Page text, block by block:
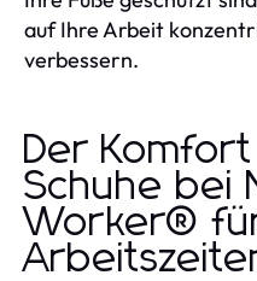
auf Ihre Arbeit
verbessern.
Der
Schuhe bei
Worker®